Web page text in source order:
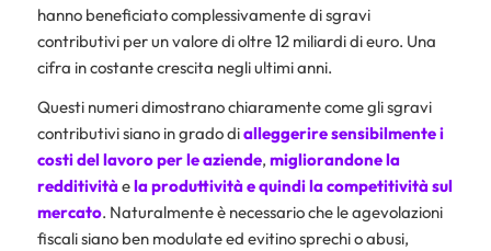
hanno beneficiato complessivamente di sgravi
contributivi per un valore di oltre 12 miliardi di euro. Una
cifra in costante crescita negli ultimi anni.
Questi numeri dimostrano chiaramente come gli sgravi
contributivi siano in grado dialleggerire sensibilmente i
costi del lavoro per le aziende, migliorandone la
redditivitàela produttività e quindi la competitività sul
mercato. Naturalmente è necessario che le agevolazioni
fiscali siano ben modulate ed evitino sprechi o abusi,